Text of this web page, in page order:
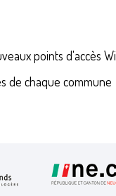
points d'accès
de chaque commune